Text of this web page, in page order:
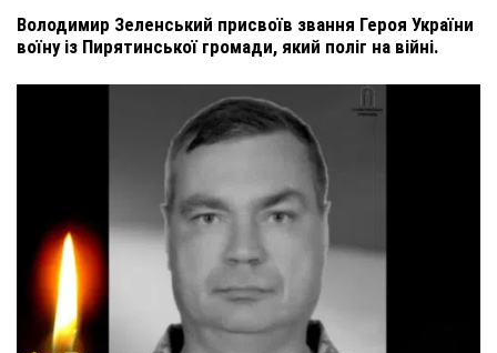
Володимир Зеленський присвоїв звання Героя України
воїну із Пирятинської громади, який поліг на війні.